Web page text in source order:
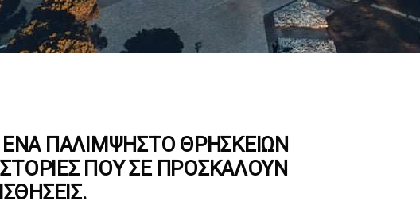
ΠΑΛΊΜΨΗΣΤΟ ΘΡΗΣΚΕΙΏΝ
ΠΟΥ ΣΕ ΠΡΟΣΚΑΛΟΎΝ